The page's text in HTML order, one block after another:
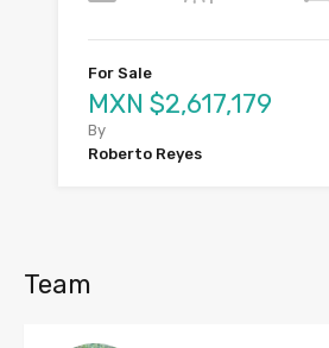
For Sale
MXN $2,617,179
By
Roberto Reyes
Team